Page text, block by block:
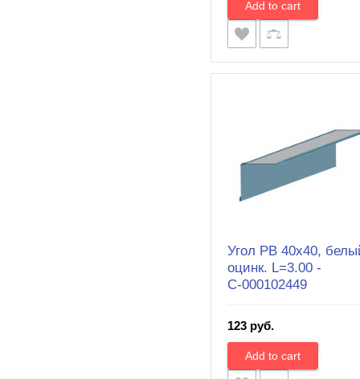
Угол PВ 40х40,
оцинк. L=3.00 -
С-000102449
123 руб.